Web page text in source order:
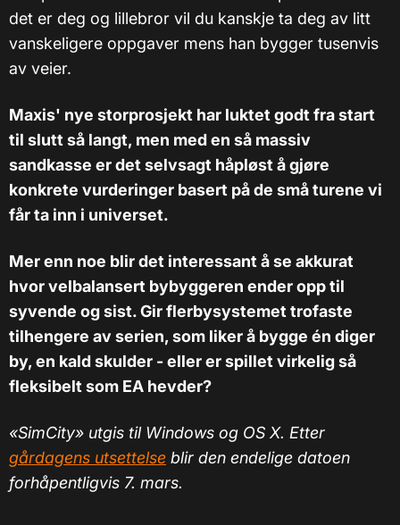
det er deg og lillebror vil du kanskje ta deg av litt
vanskeligere oppgaver mens han bygger tusenvis
av veier.
Maxis' nye storprosjekt har luktet godt fra start
til slutt så langt, men med en så massiv
sandkasse er det selvsagt håpløst å gjøre
konkrete vurderinger basert på de små turene vi
får ta inn i universet.
Mer enn noe blir det interessant å se akkurat
hvor velbalansert bybyggeren ender opp til
syvende og sist. Gir flerbysystemet trofaste
tilhengere av serien, som liker å bygge én diger
by, en kald skulder - eller er spillet virkelig så
fleksibelt som EA hevder?
«SimCity» utgis til Windows og OS X. Etter
gårdagens utsettelse blir den endelige datoen
forhåpentligvis 7. mars.